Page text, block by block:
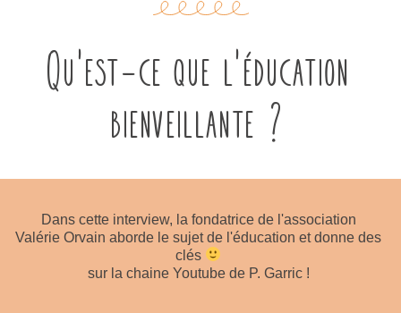
Qu'est-ce que l'éducation
bienveillante ?
Dans cette interview, la fondatrice de l'association
Valérie Orvain aborde le sujet de l'éducation et donne des
clés
sur la chaine Youtube de P. Garric !